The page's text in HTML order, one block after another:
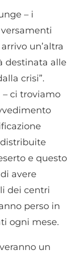
– i
un’altra
destinata alle
crisi”.
– ci troviamo
e questo
avere
dei centri
perso in
ogni mese.
un